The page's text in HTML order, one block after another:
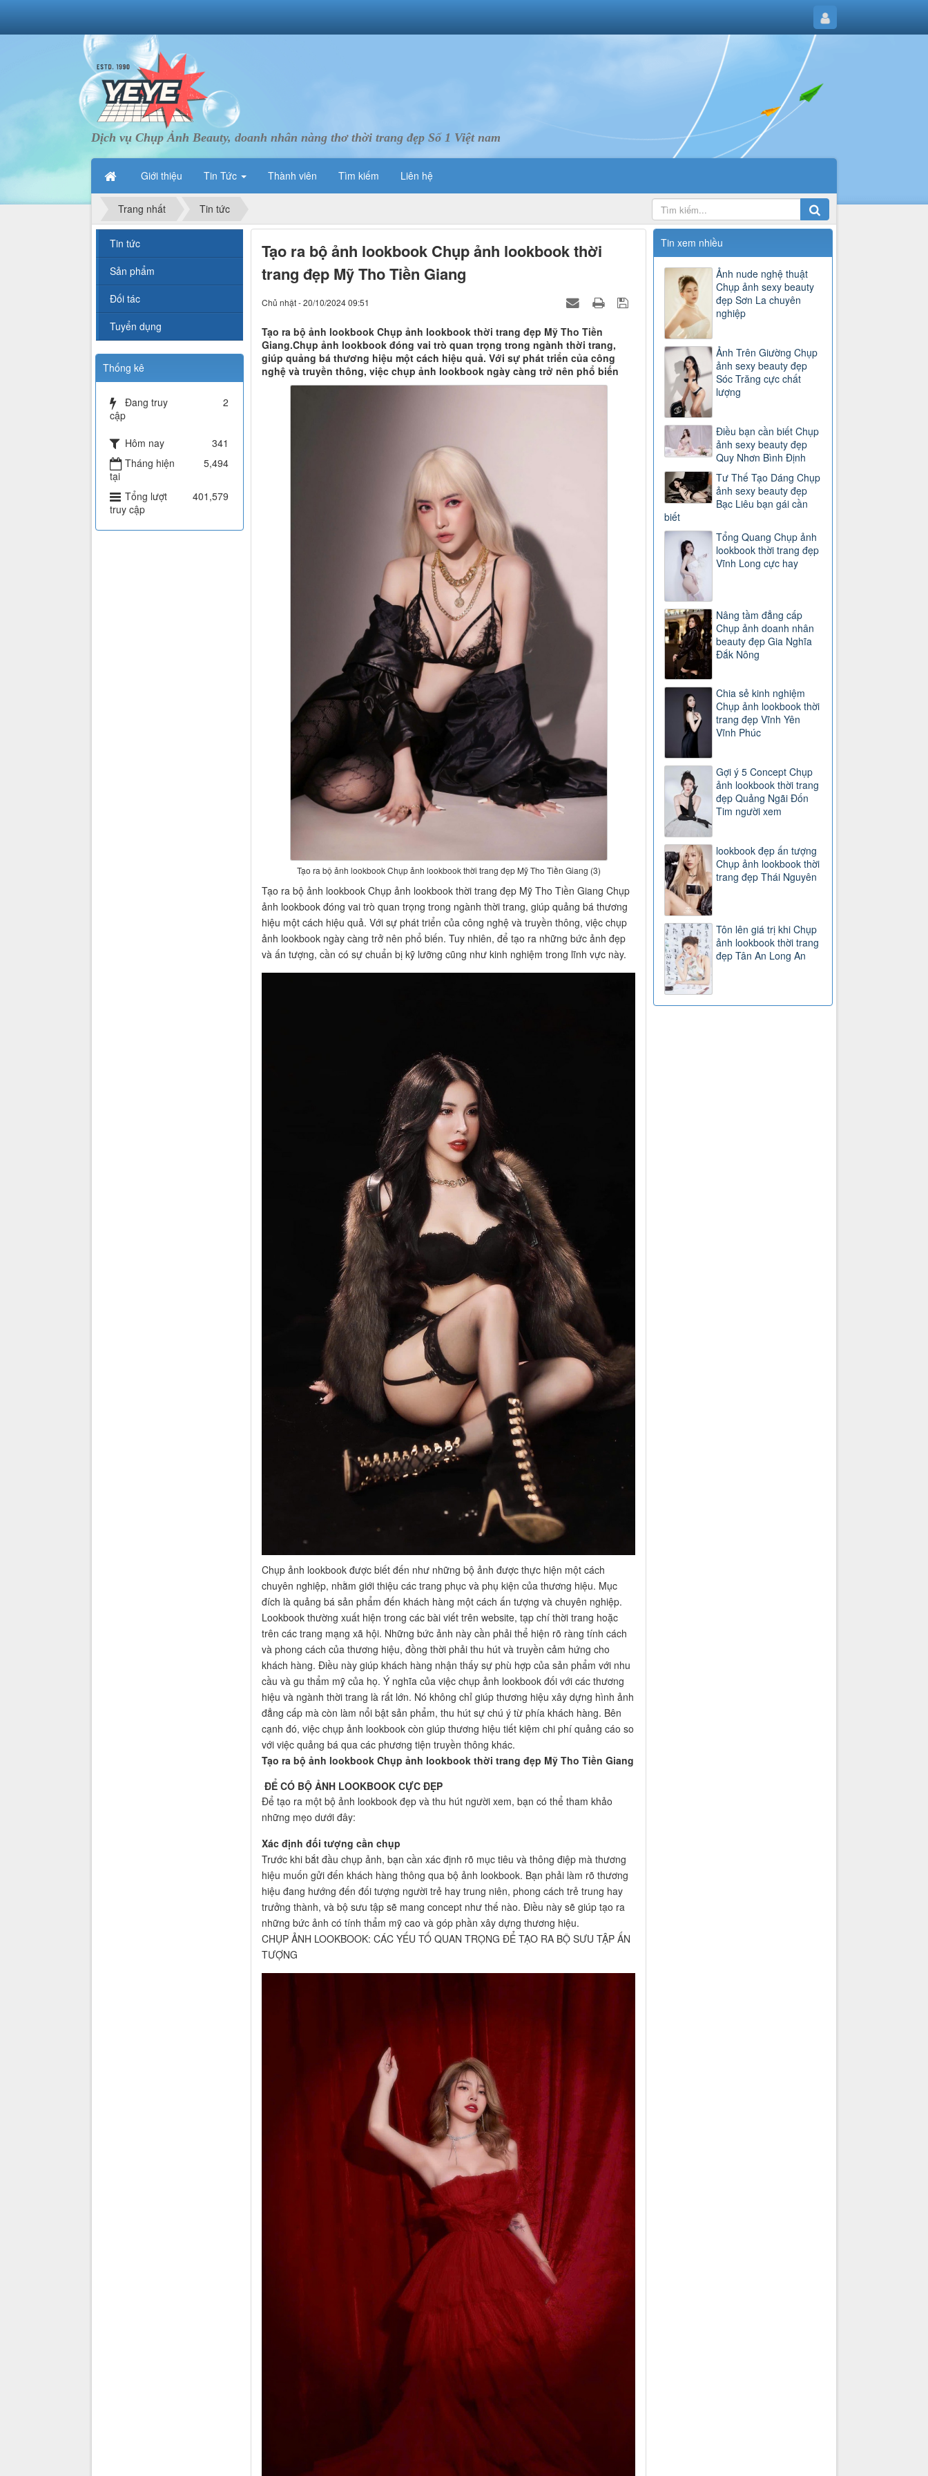
Dịch vụ Chụp Ảnh Beauty, doanh nhân nàng thơ thời trang đẹp Số 1 Việt nam
Giới thiệu Tin Tức Thành viên Tìm kiếm Liên hệ
Trang nhất Tin tức
Tạo ra bộ ảnh lookbook Chụp ảnh lookbook thời
trang đẹp Mỹ Tho Tiền Giang
Chủ nhật - 20/10/2024 09:51
Tạo ra bộ ảnh lookbook Chụp ảnh lookbook thời trang đẹp Mỹ Tho Tiền
Giang.Chụp ảnh lookbook đóng vai trò quan trọng trong ngành thời trang,
giúp quảng bá thương hiệu một cách hiệu quả. Với sự phát triển của công
nghệ và truyền thông, việc chụp ảnh lookbook ngày càng trở nên phổ biến
Tạo ra bộ ảnh lookbook Chụp ảnh lookbook thời trang đẹp Mỹ Tho Tiền Giang (3)
Tạo ra bộ ảnh lookbook Chụp ảnh lookbook thời trang đẹp Mỹ Tho Tiền Giang Chụp
ảnh lookbook đóng vai trò quan trọng trong ngành thời trang, giúp quảng bá thương
hiệu một cách hiệu quả. Với sự phát triển của công nghệ và truyền thông, việc chụp
ảnh lookbook ngày càng trở nên phổ biến. Tuy nhiên, để tạo ra những bức ảnh đẹp
và ấn tượng, cần có sự chuẩn bị kỹ lưỡng cũng như kinh nghiệm trong lĩnh vực này.
Chụp ảnh lookbook được biết đến như những bộ ảnh được thực hiện một cách
chuyên nghiệp, nhằm giới thiệu các trang phục và phụ kiện của thương hiệu. Mục
đích là quảng bá sản phẩm đến khách hàng một cách ấn tượng và chuyên nghiệp.
Lookbook thường xuất hiện trong các bài viết trên website, tạp chí thời trang hoặc
trên các trang mạng xã hội. Những bức ảnh này cần phải thể hiện rõ ràng tính cách
và phong cách của thương hiệu, đồng thời phải thu hút và truyền cảm hứng cho
khách hàng. Điều này giúp khách hàng nhận thấy sự phù hợp của sản phẩm với nhu
cầu và gu thẩm mỹ của họ. Ý nghĩa của việc chụp ảnh lookbook đối với các thương
hiệu và ngành thời trang là rất lớn. Nó không chỉ giúp thương hiệu xây dựng hình ảnh
đẳng cấp mà còn làm nổi bật sản phẩm, thu hút sự chú ý từ phía khách hàng. Bên
cạnh đó, việc chụp ảnh lookbook còn giúp thương hiệu tiết kiệm chi phí quảng cáo so
với việc quảng bá qua các phương tiện truyền thông khác.
Tạo ra bộ ảnh lookbook Chụp ảnh lookbook thời trang đẹp Mỹ Tho Tiền Giang
ĐỂ CÓ BỘ ẢNH LOOKBOOK CỰC ĐẸP
Để tạo ra một bộ ảnh lookbook đẹp và thu hút người xem, bạn có thể tham khảo
những mẹo dưới đây:
Xác định đối tượng cần chụp
Trước khi bắt đầu chụp ảnh, bạn cần xác định rõ mục tiêu và thông điệp mà thương
hiệu muốn gửi đến khách hàng thông qua bộ ảnh lookbook. Bạn phải làm rõ thương
hiệu đang hướng đến đối tượng người trẻ hay trung niên, phong cách trẻ trung hay
trưởng thành, và bộ sưu tập sẽ mang concept như thế nào. Điều này sẽ giúp tạo ra
những bức ảnh có tính thẩm mỹ cao và góp phần xây dựng thương hiệu.
CHỤP ẢNH LOOKBOOK: CÁC YẾU TỐ QUAN TRỌNG ĐỂ TẠO RA BỘ SƯU TẬP ẤN
TƯỢNG
Tin xem nhiều
Ảnh nude nghệ thuật
Chụp ảnh sexy beauty
đẹp Sơn La chuyên
nghiệp
Ảnh Trên Giường Chụp
ảnh sexy beauty đẹp
Sóc Trăng cực chất
lượng
Điều bạn cần biết Chụp
ảnh sexy beauty đẹp
Quy Nhơn Bình Định
Tư Thế Tạo Dáng Chụp
ảnh sexy beauty đẹp
Bạc Liêu bạn gái cần
biết
Tổng Quang Chụp ảnh
lookbook thời trang đẹp
Vĩnh Long cực hay
Nâng tầm đẳng cấp
Chụp ảnh doanh nhân
beauty đẹp Gia Nghĩa
Đắk Nông
Chia sẻ kinh nghiệm
Chụp ảnh lookbook thời
trang đẹp Vĩnh Yên
Vĩnh Phúc
Gợi ý 5 Concept Chụp
ảnh lookbook thời trang
đẹp Quảng Ngãi Đốn
Tim người xem
lookbook đẹp ấn tượng
Chụp ảnh lookbook thời
trang đẹp Thái Nguyên
Tôn lên giá trị khi Chụp
ảnh lookbook thời trang
đẹp Tân An Long An
Tin tức
Sản phẩm
Đối tác
Tuyển dụng
Thống kê
Đang truy
cập
2
Hôm nay
341
Tháng hiện
tại
5,494
Tổng lượt
truy cập
401,579